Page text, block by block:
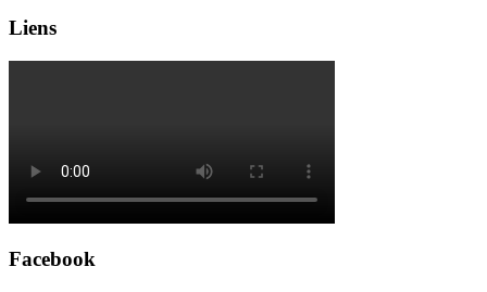
Liens
Facebook